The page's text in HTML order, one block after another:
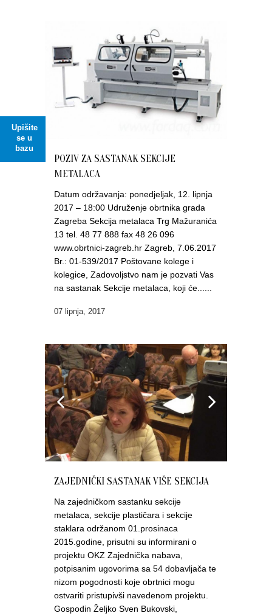
Upišite
se u
bazu
POZIV ZA SASTANAK SEKCIJE
METALACA
Datum održavanja: ponedjeljak, 12. lipnja
2017 – 18:00 Udruženje obrtnika grada
Zagreba Sekcija metalaca Trg Mažuranića
13 tel. 48 77 888 fax 48 26 096
www.obrtnici-zagreb.hr Zagreb, 7.06.2017
Br.: 01-539/2017 Poštovane kolege i
kolegice, Zadovoljstvo nam je pozvati Vas
na sastanak Sekcije metalaca, koji će......
07 lipnja, 2017
ZAJEDNIČKI SASTANAK VIŠE SEKCIJA
Na zajedničkom sastanku sekcije
metalaca, sekcije plastičara i sekcije
staklara održanom 01.prosinaca
2015.godine, prisutni su informirani o
projektu OKZ Zajednička nabava,
potpisanim ugovorima sa 54 dobavljača te
nizom pogodnosti koje obrtnici mogu
ostvariti pristupivši navedenom projektu.
Gospodin Željko Sven Bukovski,